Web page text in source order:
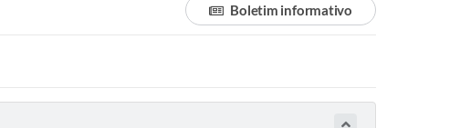
Boletim informativo